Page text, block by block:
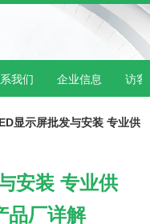
我们 企业信息 访客
显示屏批发与安装 专业供
安装 专业供
品厂详解